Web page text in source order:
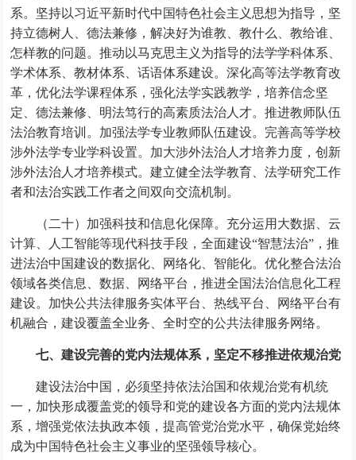
系。坚持以习近平新时代中国特色社会主义思想为指导，坚
持立德树人、德法兼修，解决好为谁教、教什么、教给谁、
怎样教的问题。推动以马克思主义为指导的法学学科体系、
学术体系、教材体系、话语体系建设。深化高等法学教育改
革，优化法学课程体系，强化法学实践教学，培养信念坚
定、德法兼修、明法笃行的高素质法治人才。推进教师队伍
法治教育培训。加强法学专业教师队伍建设。完善高等学校
涉外法学专业学科设置。加大涉外法治人才培养力度，创新
涉外法治人才培养模式。建立健全法学教育、法学研究工作
者和法治实践工作者之间双向交流机制。
（二十）加强科技和信息化保障。充分运用大数据、云
计算、人工智能等现代科技手段，全面建设“智慧法治”，推
进法治中国建设的数据化、网络化、智能化。优化整合法治
领域各类信息、数据、网络平台，推进全国法治信息化工程
建设。加快公共法律服务实体平台、热线平台、网络平台有
机融合，建设覆盖全业务、全时空的公共法律服务网络。
七、建设完善的党内法规体系，坚定不移推进依规治党
建设法治中国，必须坚持依法治国和依规治党有机统
一，加快形成覆盖党的领导和党的建设各方面的党内法规体
系，增强党依法执政本领，提高管党治党水平，确保党始终
成为中国特色社会主义事业的坚强领导核心。